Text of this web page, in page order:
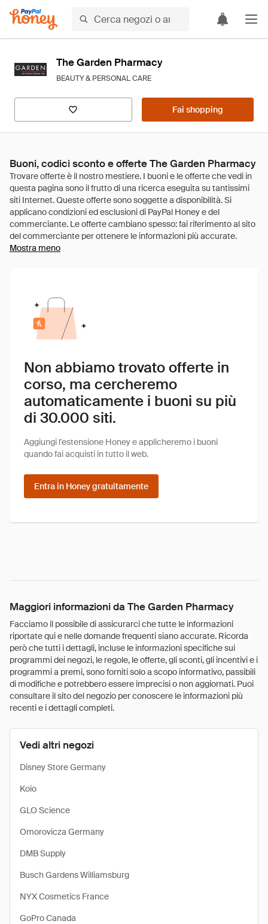
The Garden Pharmacy
BEAUTY & PERSONAL CARE
Fai shopping
Buoni, codici sconto e offerte The Garden Pharmacy
Mostra meno
Non abbiamo trovato offerte in
corso, ma cercheremo
automaticamente i buoni su più
di 30.000 siti.
Aggiungi l'estensione Honey e applicheremo i buoni
quando fai acquisti in tutto il web.
Entra in Honey gratuitamente
Maggiori informazioni da The Garden Pharmacy
Facciamo il possibile di assicurarci che tutte le informazioni
riportate qui e nelle domande frequenti siano accurate. Ricorda
però che tutti i dettagli, incluse le informazioni specifiche sui
programmi dei negozi, le regole, le offerte, gli sconti, gli incentivi e i
programmi a premi, sono forniti solo a scopo informativo, passibili
di modifiche e potrebbero essere imprecisi o non aggiornati. Puoi
consultare il sito del negozio per conoscere le informazioni più
recenti e i dettagli completi.
Vedi altri negozi
Disney Store Germany
Koio
GLO Science
Omorovicza Germany
DMB Supply
Busch Gardens Williamsburg
NYX Cosmetics France
GoPro Canada